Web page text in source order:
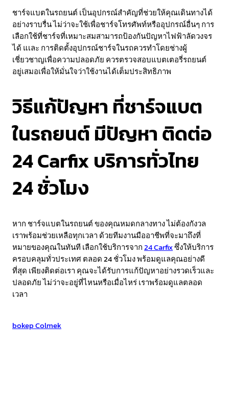
ชาร์จแบตในรถยนต์ เป็นอุปกรณ์สำคัญที่ช่วยให้คุณเดินทางได้
อย่างราบรื่น ไม่ว่าจะใช้เพื่อชาร์จโทรศัพท์หรืออุปกรณ์อื่นๆ การ
เลือกใช้ที่ชาร์จที่เหมาะสมสามารถป้องกันปัญหาไฟฟ้าลัดวงจร
ได้ แเละ การติดตั้งอุปกรณ์ชาร์จในรถควรทำโดยช่างผู้
เชี่ยวชาญเพื่อความปลอดภัย ควรตรวจสอบแบตเตอรี่รถยนต์
อยู่เสมอเพื่อให้มั่นใจว่าใช้งานได้เต็มประสิทธิภาพ
วิธีแก้ปัญหา ที่ชาร์จแบต
ในรถยนต์ มีปัญหา ติดต่อ
24 Carfix บริการทั่วไทย
24 ชั่วโมง
หาก ชาร์จแบตในรถยนต์ ของคุณหมดกลางทาง ไม่ต้องกังวล
เราพร้อมช่วยเหลือทุกเวลา ด้วยทีมงานมืออาชีพที่จะมาถึงที่
หมายของคุณในทันที เลือกใช้บริการจาก24 Carfixซึ่งให้บริการ
ครอบคลุมทั่วประเทศ ตลอด 24 ชั่วโมง พร้อมดูแลคุณอย่างดี
ที่สุด เพียงติดต่อเรา คุณจะได้รับการแก้ปัญหาอย่างรวดเร็วและ
ปลอดภัย ไม่ว่าจะอยู่ที่ไหนหรือเมื่อไหร่ เราพร้อมดูแลตลอด
เวลา
bokep Colmek